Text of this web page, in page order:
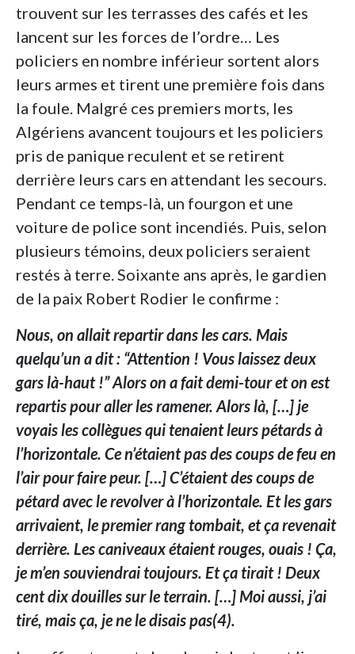
trouvent sur les terrasses des cafés et les
lancent sur les forces de l’ordre… Les
policiers en nombre inférieur sortent alors
leurs armes et tirent une première fois dans
la foule. Malgré ces premiers morts, les
Algériens avancent toujours et les policiers
pris de panique reculent et se retirent
derrière leurs cars en attendant les secours.
Pendant ce temps-là, un fourgon et une
voiture de police sont incendiés. Puis, selon
plusieurs témoins, deux policiers seraient
restés à terre. Soixante ans après, le gardien
de la paix Robert Rodier le confirme :
Nous, on allait repartir dans les cars. Mais
quelqu’un a dit : “Attention ! Vous laissez deux
gars là-haut !” Alors on a fait demi-tour et on est
repartis pour aller les ramener. Alors là, […] je
voyais les collègues qui tenaient leurs pétards à
l’horizontale. Ce n’étaient pas des coups de feu en
l’air pour faire peur. […] C’étaient des coups de
pétard avec le revolver à l’horizontale. Et les gars
arrivaient, le premier rang tombait, et ça revenait
derrière. Les caniveaux étaient rouges, ouais ! Ça,
je m’en souviendrai toujours. Et ça tirait ! Deux
cent dix douilles sur le terrain. […] Moi aussi, j’ai
tiré, mais ça, je ne le disais pas(4).